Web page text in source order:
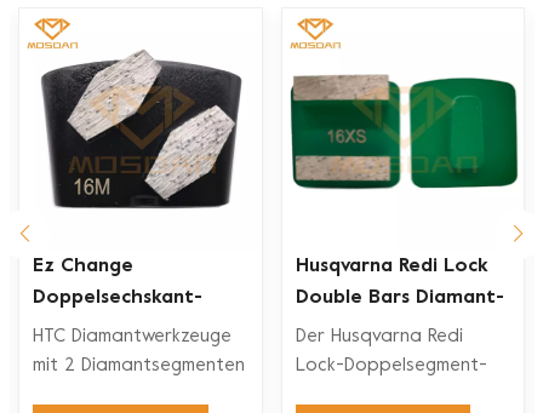
Ez Change
Doppelsechskant-
Segment-Diamant-
Schleifschuh
HTC Diamantwerkzeuge
mit 2 Diamantsegmenten
Husqvarna Redi Lock
Double Bars Diamant-
Schleifschuh für
Betonboden
Der Husqvarna Redi
Lock-Doppelsegment-